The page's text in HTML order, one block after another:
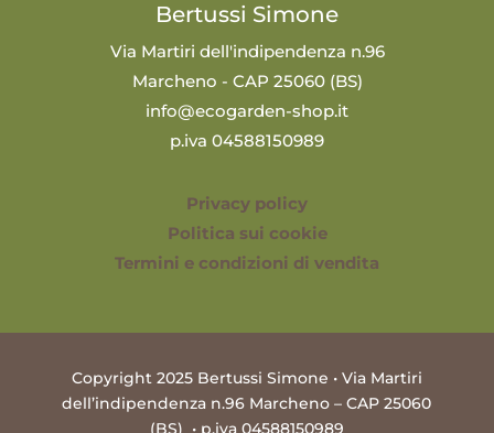
Bertussi Simone
Via Martiri dell'indipendenza n.96
Marcheno - CAP 25060 (BS)
info@ecogarden-shop.it
p.iva 04588150989
Privacy policy
Politica sui cookie
Termini e condizioni di vendita
Copyright 2025 Bertussi Simone • Via Martiri
dell’indipendenza n.96 Marcheno – CAP 25060
(BS) • p.iva 04588150989